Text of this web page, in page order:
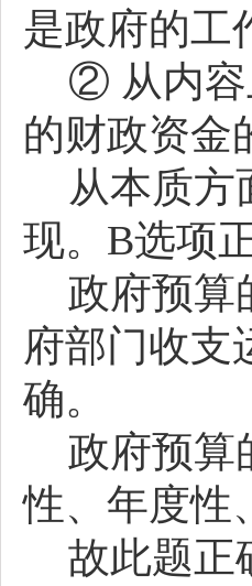
是政府的工
② 从内容
的财政资金
从本质方
现。 B选项
政府预算
府部门收支
确。
政府预算
性、年度性
故此题正